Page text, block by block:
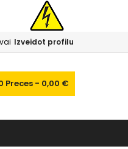
vai Izveidot profilu
Preces - 0,00 €